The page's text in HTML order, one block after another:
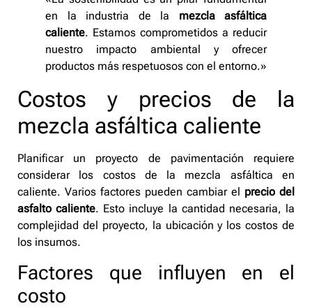
en la industria de la mezcla asfáltica
caliente. Estamos comprometidos a reducir
nuestro impacto ambiental y ofrecer
productos más respetuosos con el entorno.»
Costos y precios de la
mezcla asfáltica caliente
Planificar un proyecto de pavimentación requiere
considerar los costos de la mezcla asfáltica en
caliente. Varios factores pueden cambiar el precio del
asfalto caliente. Esto incluye la cantidad necesaria, la
complejidad del proyecto, la ubicación y los costos de
los insumos.
Factores que influyen en el
costo